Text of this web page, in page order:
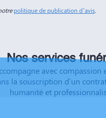
comme Yves Marie
politique de publication d’avis
Nos services
avec
la souscription d'un
humanité et